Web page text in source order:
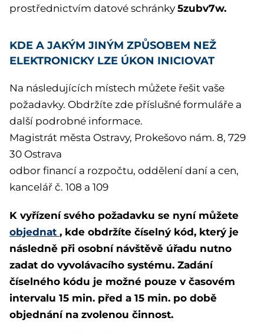
prostřednictvím datové schránky 5zubv7w.
KDE A JAKÝM JINÝM ZPŮSOBEM NEŽ
ELEKTRONICKY LZE ÚKON INICIOVAT
Na následujících místech můžete řešit vaše
požadavky. Obdržíte zde příslušné formuláře a
další podrobné informace.
Magistrát města Ostravy, Prokešovo nám. 8, 729
30 Ostrava
odbor financí a rozpočtu, oddělení daní a cen,
kancelář č. 108 a 109
K vyřízení svého požadavku se nyní můžete
objednat , kde obdržíte číselný kód, který je
následně při osobní návštěvě úřadu nutno
zadat do vyvolávacího systému. Zadání
číselného kódu je možné pouze v časovém
intervalu 15 min. před a 15 min. po době
objednání na zvolenou činnost.